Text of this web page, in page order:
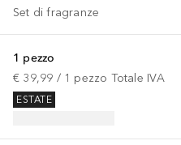
Set di fragranze
1 pezzo
€ 39,99 / 1 pezzo Totale IVA
ESTATE